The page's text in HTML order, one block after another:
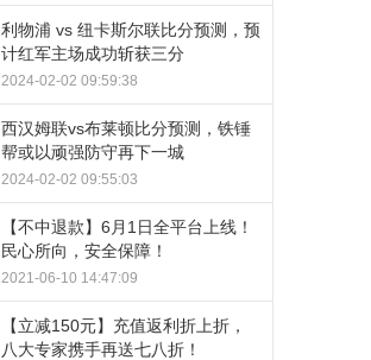
利物浦 vs 纽卡斯尔联比分预测，预
计红军主场成功斩获三分
2024-02-02 09:59:38
西汉姆联vs布莱顿比分预测，铁锤
帮或以顽强防守再下一城
2024-02-02 09:55:03
【不中退款】6月1日全平台上线！
民心所向，安全保障！
2021-06-10 14:47:09
【立减150元】充值返利折上折，
八大专家携手再送七八折！